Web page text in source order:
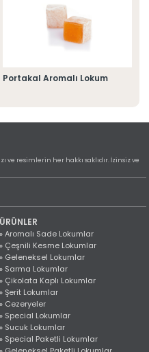
Portakal Aromalı Lokum
ve resimlerin her hakkı saklıdır. İzinsiz ve
ÜRÜNLER
» Aromalı Sade Lokumlar
» Çeşnili Kesme Lokumlar
» Geleneksel Lokumlar
» Sarma Lokumlar
» Çikolata Kaplı Lokumlar
» Şerit Lokumlar
» Cezeryeler
» Special Lokumlar
» Sucuk Lokumlar
» Special Paketli Lokumlar